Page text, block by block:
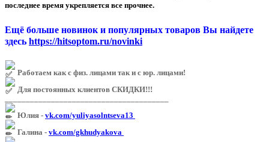
последнее время укрепляется все прочнее.
Ещё больше новинок и популярных товаров Вы найдете
здесь https://hitsoptom.ru/novinki
Работаем как с физ. лицами так и с юр. лицами!
Для постоянных клиентов СКИДКИ!!!
Юлия - vk.com/yuliyasolntseva13
Галина - vk.com/gkhudyakova